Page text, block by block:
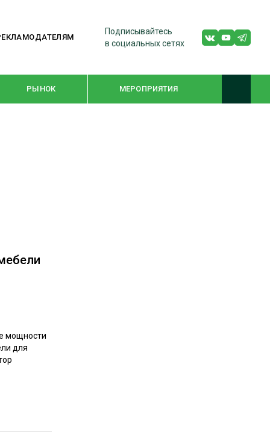
Подписывайтесь
в социальных сетях
РЫНОК МЕРОПРИЯТИЯ
СУШКА ДРЕВЕСИНЫ
мощности
для